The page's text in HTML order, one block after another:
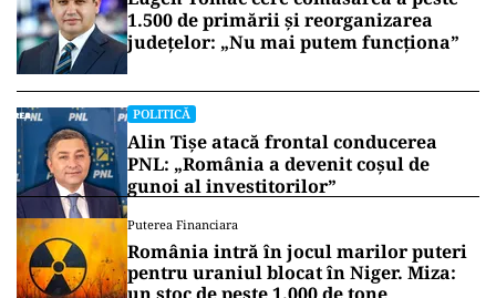
1.500 de primării și reorganizarea
județelor: „Nu mai putem funcționa”
POLITICĂ
Alin Tișe atacă frontal conducerea
PNL: „România a devenit coșul de
gunoi al investitorilor”
Puterea Financiara
România intră în jocul marilor puteri
pentru uraniul blocat în Niger. Miza: